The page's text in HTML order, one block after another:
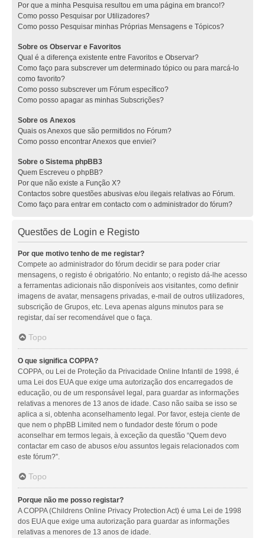
Por que a minha Pesquisa resultou em uma página em branco!?
Como posso Pesquisar por Utilizadores?
Como posso Pesquisar minhas Próprias Mensagens e Tópicos?
Sobre os Observar e Favoritos
Qual é a diferença existente entre Favoritos e Observar?
Como faço para subscrever um determinado tópico ou para marcá-lo
como favorito?
Como posso subscrever um Fórum específico?
Como posso apagar as minhas Subscrições?
Sobre os Anexos
Quais os Anexos que são permitidos no Fórum?
Como posso encontrar Anexos que enviei?
Sobre o Sistema phpBB3
Quem Escreveu o phpBB?
Por que não existe a Função X?
Contactos sobre questões abusivas e/ou ilegais relativas ao Fórum.
Como faço para entrar em contacto com o administrador do fórum?
Questões de Login e Registo
Por que motivo tenho de me registar?
Compete ao administrador do fórum decidir se para poder criar
mensagens, o registo é obrigatório. No entanto; o registo dá-lhe acesso
a ferramentas adicionais não disponíveis aos visitantes, como definir
imagens de avatar, mensagens privadas, e-mail de outros utilizadores,
subscrição de Grupos, etc. Leva apenas alguns minutos para se
registar, daí ser recomendável que o faça.
Topo
O que significa COPPA?
COPPA, ou Lei de Proteção da Privacidade Online Infantil de 1998, é
uma Lei dos EUA que exige uma autorização dos encarregados de
educação, ou de um responsável legal, para guardar as informações
relativas a menores de 13 anos de idade. Caso não saiba se isso se
aplica a si, obtenha aconselhamento legal. Por favor, esteja ciente de
que nem o phpBB Limited nem o fundador deste fórum o pode
aconselhar em termos legais, à exceção da questão “Quem devo
contactar em caso de abusos e/ou assuntos legais relacionados com
este fórum?”.
Topo
Porque não me posso registar?
A COPPA (Childrens Online Privacy Protection Act) é uma Lei de 1998
dos EUA que exige uma autorização para guardar as informações
relativas a menores de 13 anos de idade.